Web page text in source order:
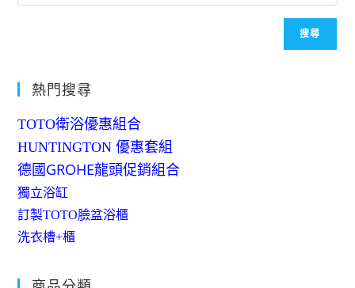
搜尋
熱門搜尋
TOTO衛浴優惠組合
HUNTINGTON 優惠套組
德國GROHE龍頭促銷組合
獨立浴缸
訂製TOTO臉盆浴櫃
洗衣槽+櫃